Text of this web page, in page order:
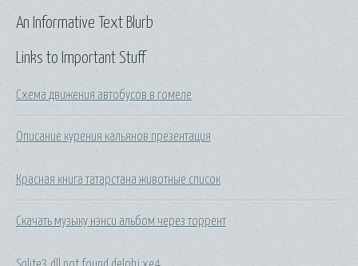
Links to Important Stuff
Схема движения автобусов в гомеле
Описание курения кальянов презентация
Красная книга татарстана животные список
Скачать музыку нэнси альбом через торрент
An Informative Text Blurb